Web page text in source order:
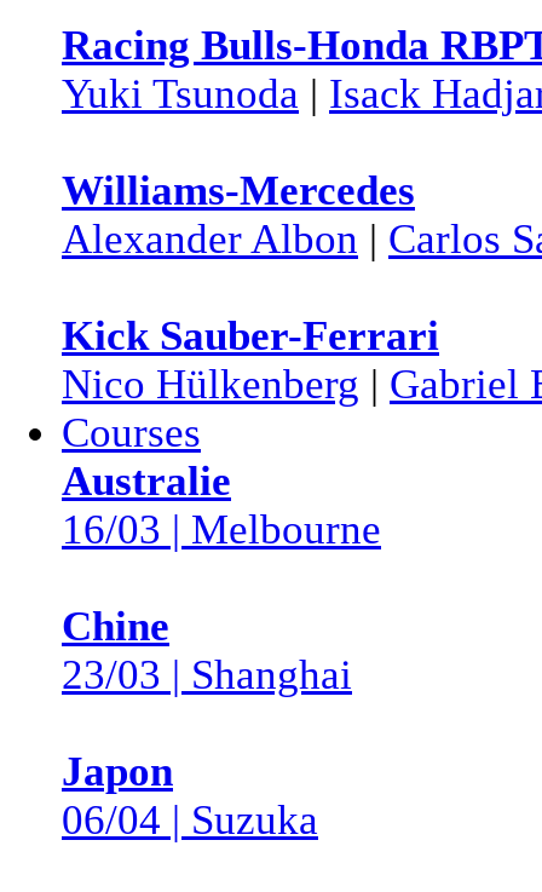
Racing Bulls-Honda
Yuki Tsunoda | Isack
Williams-Mercedes
Alexander Albon | Carlos
Kick Sauber-Ferrari
Nico Hülkenberg | Gabriel
Courses
Australie
16/03 | Melbourne
Chine
23/03 | Shanghai
Japon
06/04 | Suzuka